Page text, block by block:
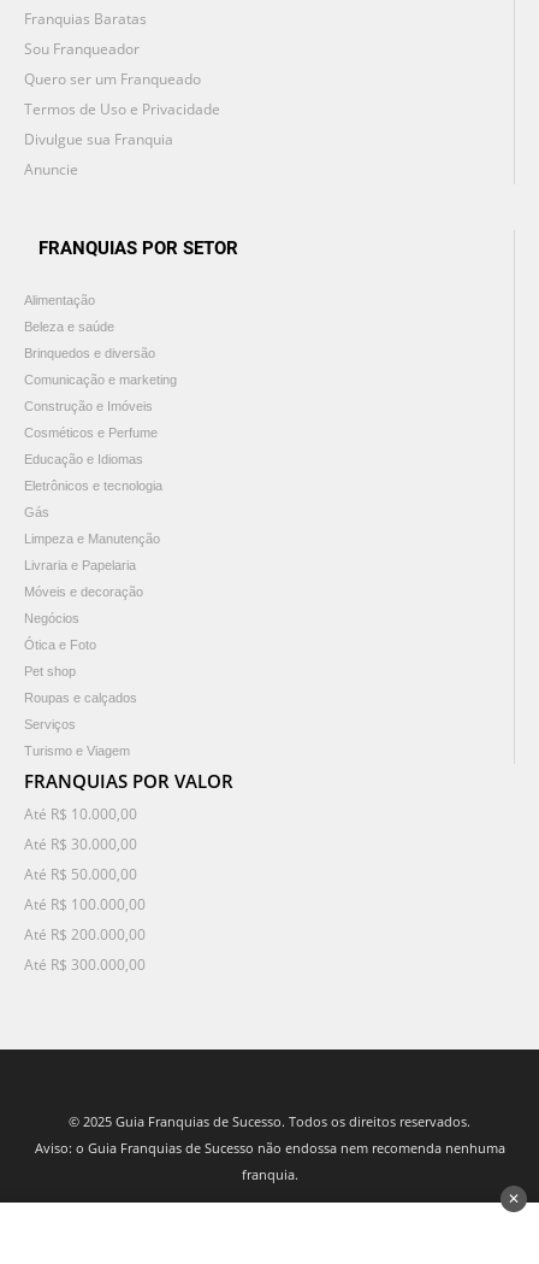
Franquias Baratas
Sou Franqueador
Quero ser um Franqueado
Termos de Uso e Privacidade
Divulgue sua Franquia
Anuncie
FRANQUIAS POR SETOR
Alimentação
Beleza e saúde
Brinquedos e diversão
Comunicação e marketing
Construção e Imóveis
Cosméticos e Perfume
Educação e Idiomas
Eletrônicos e tecnologia
Gás
Limpeza e Manutenção
Livraria e Papelaria
Móveis e decoração
Negócios
Ótica e Foto
Pet shop
Roupas e calçados
Serviços
Turismo e Viagem
FRANQUIAS POR VALOR
Até R$ 10.000,00
Até R$ 30.000,00
Até R$ 50.000,00
Até R$ 100.000,00
Até R$ 200.000,00
Até R$ 300.000,00
© 2025 Guia Franquias de Sucesso. Todos os direitos reservados.
Aviso: o Guia Franquias de Sucesso não endossa nem recomenda nenhuma
franquia.
✕